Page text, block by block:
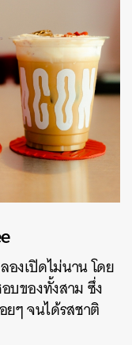
งเปิดไม่นาน โดย
บของทั้งสาม ซึ่ง
ยๆ จนได้รสชาติ